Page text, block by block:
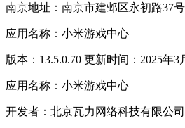
南京地址：南京市建邺区永初路37
应用名称：小米游戏中心
版本：13.5.0.70 更新时间：2025年3
应用名称：小米游戏中心
开发者：北京瓦力网络科技有限公司